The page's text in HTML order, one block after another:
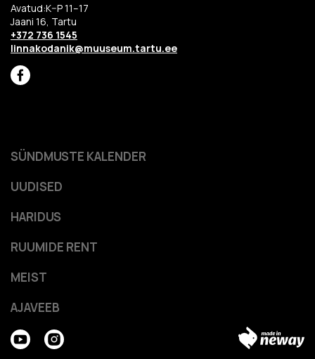
Avatud:K–P 11–17
Jaani 16, Tartu
+372 736 1545
linnakodanik@muuseum.tartu.ee
HARIDUS
RUUMIDE RENT
MEIST
AJAVEEB
SÜNDMUSTE KALENDER
UUDISED